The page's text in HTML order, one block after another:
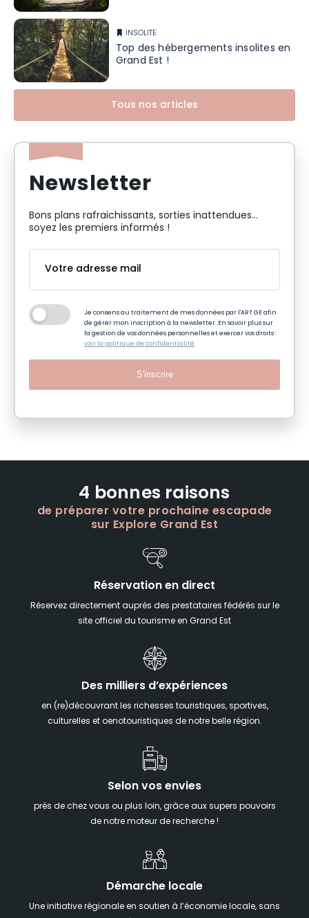
INSOLITE
Top des hébergements insolites en
Grand Est !
Tous nos articles
Newsletter
Bons plans rafraichissants, sorties inattendues…
soyez les premiers informés !
Je consens au traitement de mes données par l'ART GE afin
de gérer mon inscription à la newsletter. En savoir plus sur
la gestion de vos données personnelles et exercer vos droits :
voir la politique de confidentialité
S'inscrire
4 bonnes raisons
de préparer votre prochaine escapade
sur Explore Grand Est
Réservation en direct
Réservez directement auprès des prestataires fédérés sur le
site officiel du tourisme en Grand Est
Des milliers d’expériences
en (re)découvrant les richesses touristiques, sportives,
culturelles et oenotouristiques de notre belle région.
Selon vos envies
près de chez vous ou plus loin, grâce aux supers pouvoirs
de notre moteur de recherche !
Démarche locale
Une initiative régionale en soutien à l’économie locale, sans